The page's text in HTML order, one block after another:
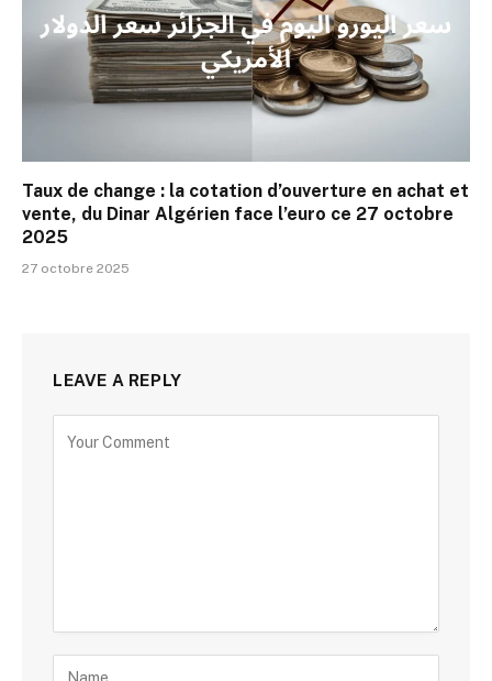
Taux de change : la cotation d’ouverture en achat et
vente, du Dinar Algérien face l’euro ce 27 octobre
2025
27 octobre 2025
LEAVE A REPLY